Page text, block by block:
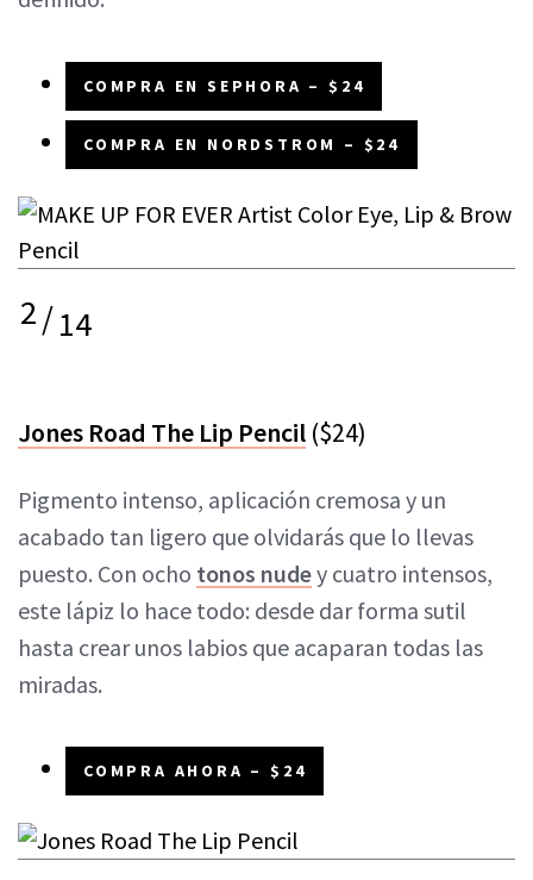
COMPRA EN SEPHORA – $24
COMPRA EN NORDSTROM – $24
2/14
Jones Road The Lip Pencil ($24)
Pigmento intenso, aplicación cremosa y un
acabado tan ligero que olvidarás que lo llevas
puesto. Con ocho tonos nudey cuatro intensos,
este lápiz lo hace todo: desde dar forma sutil
hasta crear unos labios que acaparan todas las
miradas.
COMPRA AHORA – $24